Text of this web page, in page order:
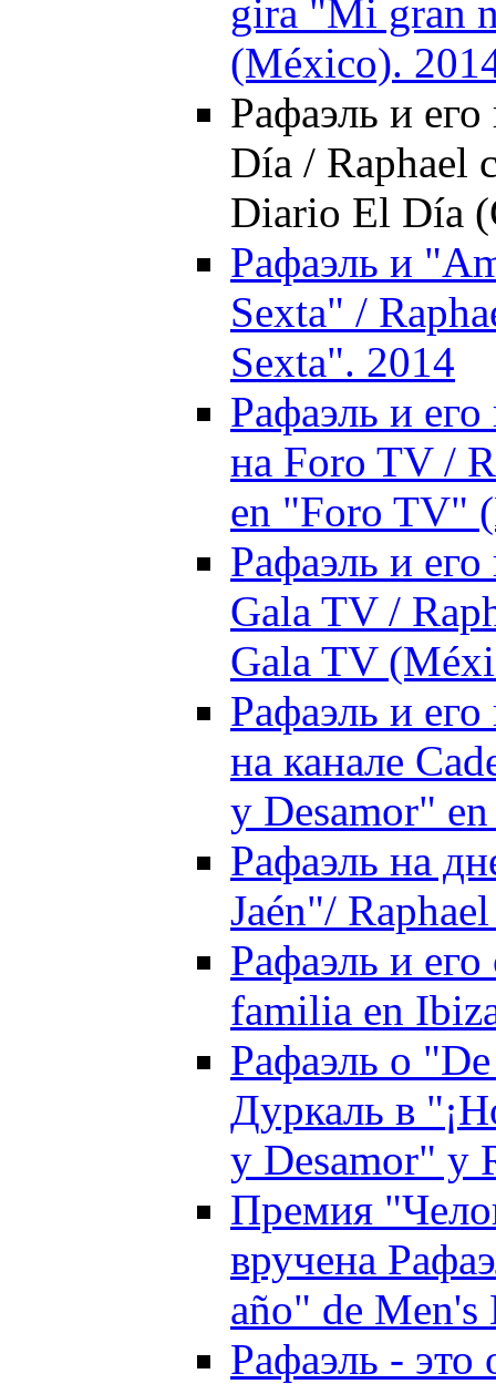
gira "Mi gran
(México).
Рафаэль и
Día / Raphael
Diario El Día
Рафаэль и
Sexta" /
Sexta". 2014
Рафаэль и
на Foro TV /
en "Foro TV"
Рафаэль и
Gala TV /
Gala TV
Рафаэль и
на канале
y Desamor"
Рафаэль на
Jaén"/
Рафаэль и
familia en
Рафаэль о
Дуркаль в
y Desamor" y
Премия
вручена
año" de Men's
Рафаэль - это